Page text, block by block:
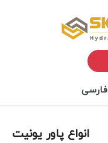
فارسی
انواع پاور یونیت